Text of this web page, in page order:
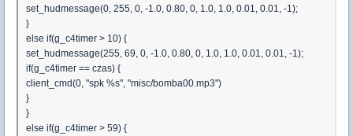
set_hudmessage(0, 255, 0, -1.0, 0.80, 0, 1.0, 1.0, 0.01, 0.01, -1);
}
else if(g_c4timer > 10) {
set_hudmessage(255, 69, 0, -1.0, 0.80, 0, 1.0, 1.0, 0.01, 0.01, -1);
if(g_c4timer == czas) {
client_cmd(0, "spk %s", "misc/bomba00.mp3")
}
}
else if(g_c4timer > 59) {